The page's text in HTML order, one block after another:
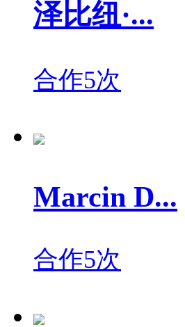
泽比纽·...
合作5次
Marcin D...
合作5次